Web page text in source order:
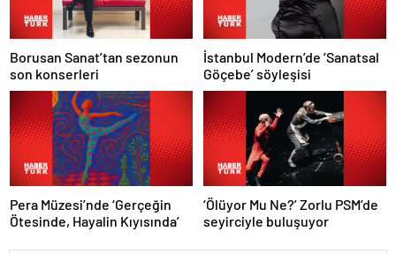
Borusan Sanat’tan sezonun
son konserleri
İstanbul Modern’de ‘Sanatsal
Göçebe’ söyleşisi
Pera Müzesi’nde ‘Gerçeğin
Ötesinde, Hayalin Kıyısında’
‘Ölüyor Mu Ne?’ Zorlu PSM’de
seyirciyle buluşuyor